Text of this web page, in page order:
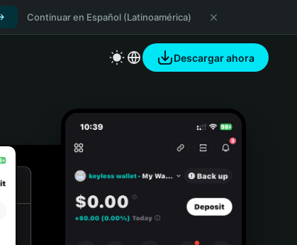
Continuar en Español (Latinoamérica)
Descargar ahora